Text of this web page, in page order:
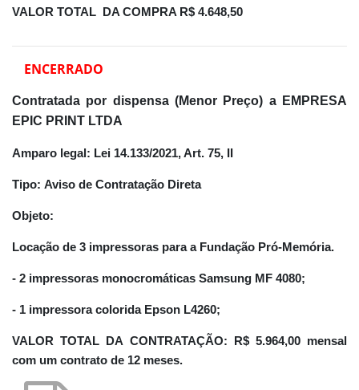
VALOR TOTAL DA COMPRA R$ 4.648,50
ENCERRADO
Contratada por dispensa (Menor Preço) a EMPRESA
EPIC PRINT LTDA
Amparo legal: Lei 14.133/2021, Art. 75, II
Tipo: Aviso de Contratação Direta
Objeto:
Locação de 3 impressoras para a Fundação Pró-Memória.
- 2 impressoras monocromáticas Samsung MF 4080;
- 1 impressora colorida Epson L4260;
VALOR TOTAL DA CONTRATAÇÃO:
R$ 5.964,00 mensal
com um contrato de 12 meses.